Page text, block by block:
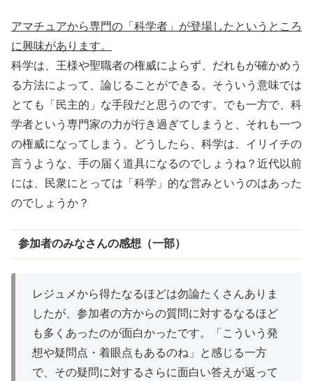
アマチュアから専門の「科学者」が登場したというところ
に興味があります。
科学は、王様や聖職者の権威によらず、だれもが確かめう
る方法によって、論じることができる。そういう意味では
とても「民主的」な手段だと思うのです。でも一方で、科
学者という専門家の力が行き過ぎてしまうと、それも一つ
の権威になってしまう。どうしたら、科学は、イリイチの
言うような、手の届く道具になるのでしょうね？近代以前
には、
民衆にとっては「科学」的な営みというのはあった
のでしょうか？
参加者のみなさんの感想（一部）
レジュメから得たなるほどは勿論たくさんありま
したが、参加者の方からの質問に対するなるほど
も多くあったのが面白かったです。「こういう発
想や疑問点・ 着眼点 もあるのね」と感じる一方
で、その疑問に対するさらに面白い答えが返って